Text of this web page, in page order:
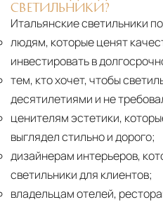
СВЕТИЛЬНИКИ?
Итальянские светильники
людям, которые ценят
инвестировать в
тем, кто хочет, чтобы
десятилетиями и не
ценителям эстетики,
выглядел стильно и дорого;
дизайнерам интерьеров,
светильники для клиентов;
владельцам отелей,